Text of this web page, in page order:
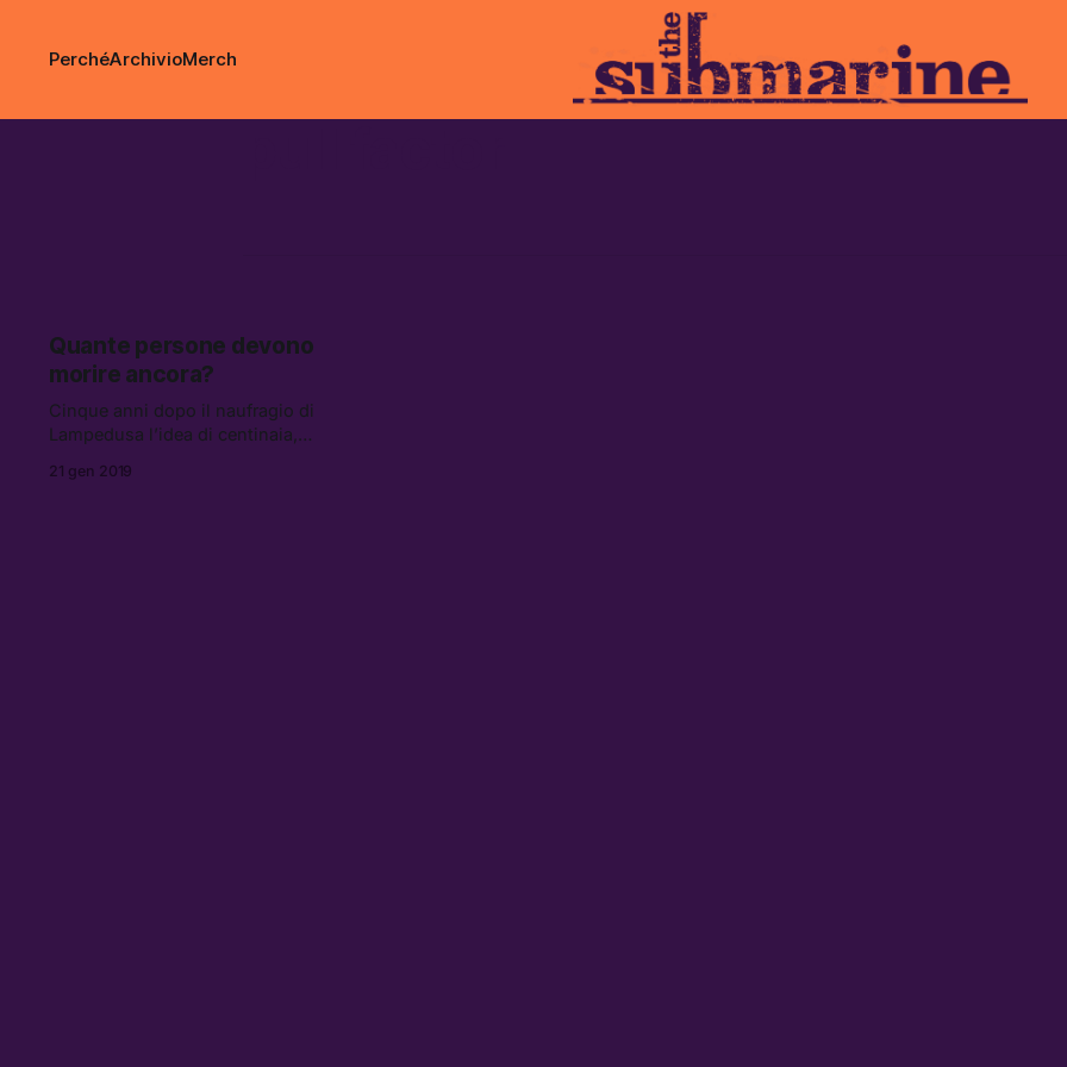
PerchéArchivioMerch
Quante persone devono
morire ancora?
Cinque anni dopo il naufragio di
Lampedusa l’idea di centinaia,
Mediterraneo è diventata normale.
21 gen 2019